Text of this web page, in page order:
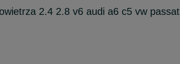
2.4 2.8 v6 audi a6 c5 vw passat